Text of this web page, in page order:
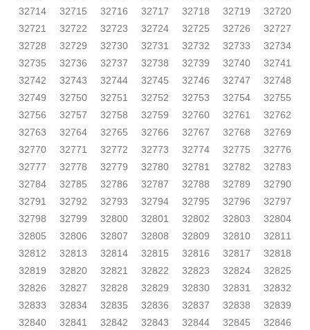
32714
32715 32716 32717 32718 32719
32720
32721
32722 32723 32724 32725 32726
32727
32728
32729 32730 32731 32732 32733
32734
32735
32736 32737 32738 32739 32740
32741
32742
32743 32744 32745 32746 32747
32748
32749
32750 32751 32752 32753 32754
32755
32756
32757 32758 32759 32760 32761
32762
32763
32764 32765 32766 32767 32768
32769
32770
32771 32772 32773 32774 32775
32776
32777
32778 32779 32780 32781 32782
32783
32784
32785 32786 32787 32788 32789
32790
32791
32792 32793 32794 32795 32796
32797
32798
32799 32800 32801 32802 32803
32804
32805
32806 32807 32808 32809 32810
32811
32812
32813 32814 32815 32816 32817
32818
32819
32820 32821 32822 32823 32824
32825
32826
32827 32828 32829 32830 32831
32832
32833
32834 32835 32836 32837 32838
32839
32840
32841 32842 32843 32844 32845
32846